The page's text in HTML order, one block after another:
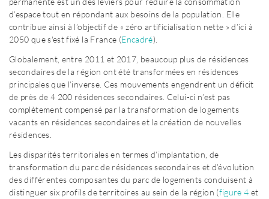
d’espace tout en répondant aux besoins de la population. Elle
contribue ainsi à l’objectif de « zéro artificialisation nette » d’ici à
2050 que s'est fixé la France (Encadré).
Globalement, entre 2011 et 2017, beaucoup plus de résidences
secondaires de la région ont été transformées en résidences
principales que l’inverse. Ces mouvements engendrent un déficit
de près de 4 200 résidences secondaires. Celui-ci n’est pas
complètement compensé par la transformation de logements
vacants en résidences secondaires et la création de nouvelles
résidences.
Les disparités territoriales en termes d’implantation, de
transformation du parc de résidences secondaires et d’évolution
des différentes composantes du parc de logements conduisent à
distinguer six profils de territoires au sein de la région (figure 4 et